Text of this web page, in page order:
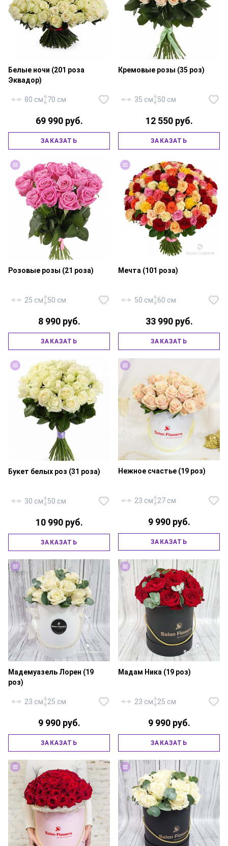
Роза «Эквадор Мондиаль» —
Белые ночи (201 роза
Эквадор)
80 см 70 см
69 990 руб.
ЗАКАЗАТЬ
Роза «Россия Талея» — 35 шт.,
Кремовые розы (35 роз)
35 см 50 см
12 550 руб.
ЗАКАЗАТЬ
Роза «Россия Аква» — 21 шт.,
Розовые розы (21 роза)
25 см 50 см
8 990 руб.
ЗАКАЗАТЬ
Роза «Россия» микс — 101 шт.,
Мечта (101 роза)
50 см 60 см
33 990 руб.
ЗАКАЗАТЬ
Роза «Россия Аваланж» — 31
Букет белых роз (31 роза)
30 см 50 см
10 990 руб.
ЗАКАЗАТЬ
Роза «Россия Талея» — 19 шт.,
флористическая губка,
атласная лента.
Нежное счастье (19 роз)
23 см 27 см
9 990 руб.
ЗАКАЗАТЬ
Роза «Россия Аваланж» — 19
18х20 см., флористическая
Мадемуазель Лорен (19
роз)
23 см 25 см
9 990 руб.
ЗАКАЗАТЬ
Роза «Россия Ред Наоми» — 19
18х20 см., флористическая
Мадам Ника (19 роз)
23 см 25 см
9 990 руб.
ЗАКАЗАТЬ